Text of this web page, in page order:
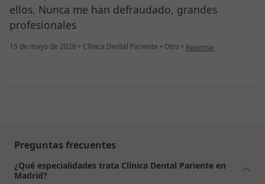
ellos. Nunca me han defraudado, grandes
profesionales
15 de mayo de 2026 • Clínica Dental Pariente • Otro • en opinión del usuario
Reportar
Preguntas frecuentes
¿Qué especialidades trata Clínica Dental Pariente en
Madrid?